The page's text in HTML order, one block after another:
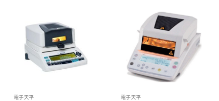
電子天平 電子天平